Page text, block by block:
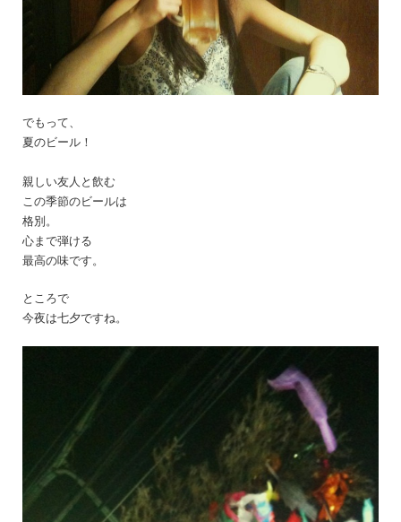
でもって、
夏のビール！
親しい友人と飲む
この季節のビールは
格別。
心まで弾ける
最高の味です。
ところで
今夜は七夕ですね。